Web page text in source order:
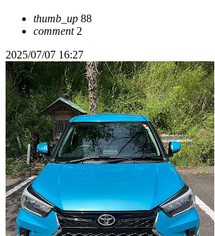
thumb_up 88
comment2
2025/07/07 16:27